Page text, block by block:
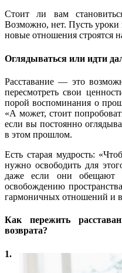
Стоит ли вам
Возможно, нет. Пусть
новые отношения строятся
Оглядываться или идти
Расставание — это
пересмотреть свои
порой воспоминания о
«А может, стоит
если вы постоянно
в этом прошлом.
Есть старая мудрость:
нужно освободить для
даже если они
освобождению
гармоничных отношений и
Как пережить
возврата?
1.